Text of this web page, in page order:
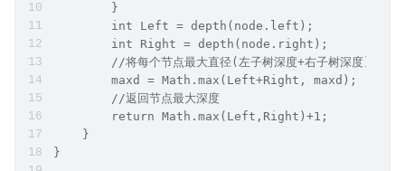
        }
        int Left = depth(node.left);
        int Right = depth(node.right);
//将每个节点最大直径(左子树深度+右子树深度)当前
        maxd = Math.max(Left+Right, maxd);
        //返回节点最大深度
        return Math.max(Left,Right)+1;
    }
}